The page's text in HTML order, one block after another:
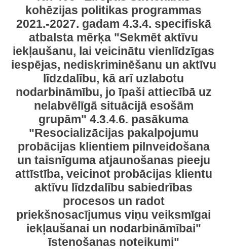
kohēzijas politikas programmas
2021.-2027. gadam 4.3.4. specifiskā
atbalsta mērķa "Sekmēt aktīvu
iekļaušanu, lai veicinātu vienlīdzīgas
iespējas, nediskriminēšanu un aktīvu
līdzdalību, kā arī uzlabotu
nodarbināmību, jo īpaši attiecībā uz
nelabvēlīgā situācijā esošām
grupām" 4.3.4.6. pasākuma
"Resocializācijas pakalpojumu
probācijas klientiem pilnveidošana
un taisnīguma atjaunošanas pieeju
attīstība, veicinot probācijas klientu
aktīvu līdzdalību sabiedrības
procesos un radot
priekšnosacījumus viņu veiksmīgai
iekļaušanai un nodarbināmībai"
īstenošanas noteikumi"